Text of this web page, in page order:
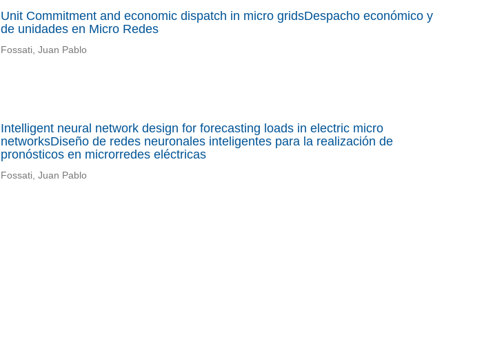
Unit Commitment and economic dispatch in micro gridsDespacho económico y
de unidades en Micro Redes
Fossati, Juan Pablo
Intelligent neural network design for forecasting loads in electric micro
networksDiseño de redes neuronales inteligentes para la realización de
pronósticos en microrredes eléctricas
Fossati, Juan Pablo